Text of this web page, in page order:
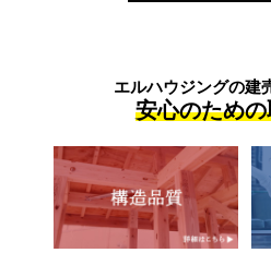
エルハウジングの建
安心のため